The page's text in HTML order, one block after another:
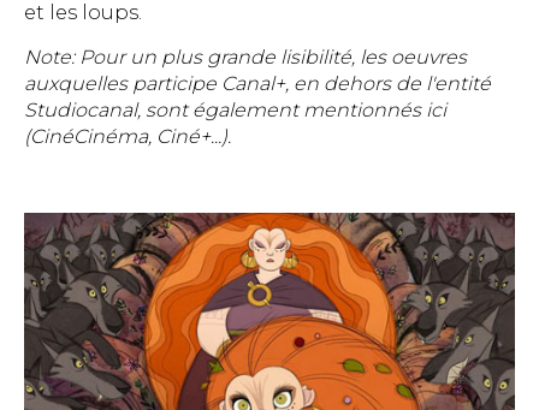
et les loups.
Note: Pour un plus grande lisibilité, les oeuvres
auxquelles participe Canal+, en dehors de l'entité
Studiocanal, sont également mentionnés ici
(CinéCinéma, Ciné+...).